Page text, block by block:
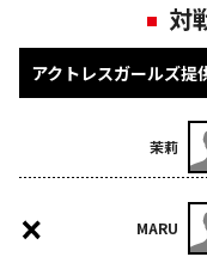
対
アクトレスガールズ
茉莉
MARU